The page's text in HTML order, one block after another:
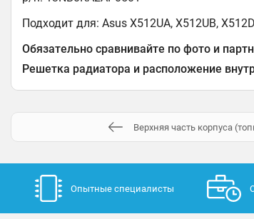
Подходит для: Asus X512UA, X512UB,
Обязательно сравнивайте по фото и
Решетка радиатора и расположение
Верхняя часть корпуса
Опытные специалисты